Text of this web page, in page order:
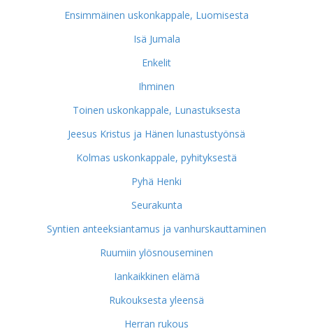
Ensimmäinen uskonkappale, Luomisesta
Isä Jumala
Enkelit
Ihminen
Toinen uskonkappale, Lunastuksesta
Jeesus Kristus ja Hänen lunastustyönsä
Kolmas uskonkappale, pyhityksestä
Pyhä Henki
Seurakunta
Syntien anteeksiantamus ja vanhurskauttaminen
Ruumiin ylösnouseminen
Iankaikkinen elämä
Rukouksesta yleensä
Herran rukous